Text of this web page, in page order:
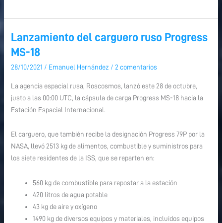
Lanzamiento del carguero ruso Progress
MS-18
28/10/2021 / Emanuel Hernández / 2 comentarios
La agencia espacial rusa, Roscosmos, lanzó este 28 de octubre,
justo a las 00:00 UTC, la cápsula de carga Progress MS-18 hacia la
Estación Espacial Internacional.
El carguero, que también recibe la designación Progress 79P por la
NASA, llevó 2513 kg de alimentos, combustible y suministros para
los siete residentes de la ISS, que se reparten en:
560 kg de combustible para repostar a la estación
420 litros de agua potable
43 kg de aire y oxígeno
1490 kg de diversos equipos y materiales, incluidos equipos
Lanzamiento
del
ruso
Progress
MS-
18